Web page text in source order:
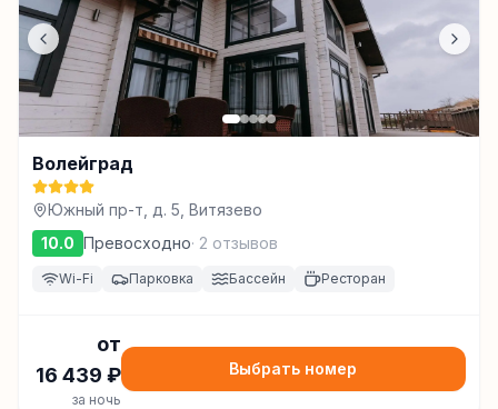
Волейград
Южный пр-т, д. 5, Витязево
10.0 Превосходно· 2 отзывов
Wi-Fi Парковка Бассейн Ресторан
от
16 439 ₽
за ночь
Выбрать номер